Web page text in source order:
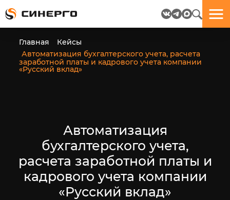
Главная
Кейсы
Автоматизация бухгалтерского учета, расчета
заработной платы и кадрового учета компании
«Русский вклад»
Автоматизация
бухгалтерского учета,
расчета заработной платы и
кадрового учета компании
«Русский вклад»
Отлично!
Данные
успешно
отправлены.
Отлично!
Бриф
отправлен.